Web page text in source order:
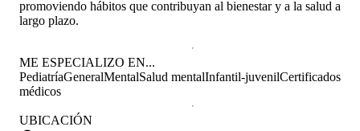
promoviendo hábitos que contribuyan al bienestar y a la salud a
largo plazo.
ME ESPECIALIZO EN...
PediatríaGeneralMentalSalud mentalInfantil-juvenilCertificados
médicos
UBICACIÓN